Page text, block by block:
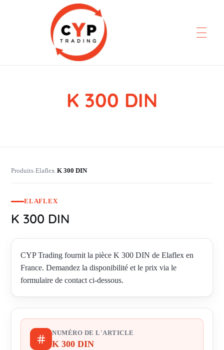
CYP TradingK 300 DIN
Produits›Elaflex›K 300 DIN
ELAFLEX
K 300 DIN
CYP Trading fournit la pièce K 300 DIN de Elaflex en
France. Demandez la disponibilité et le prix via le
formulaire de contact ci-dessous.
NUMÉRO DE L'ARTICLE
K 300 DIN